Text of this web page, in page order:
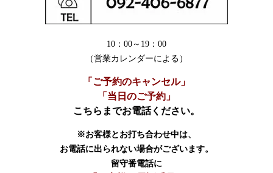
10：00～19：00
（営業カレンダーによる）
「ご予約のキャンセル」
「当日のご予約」
こちらまでお電話ください。
※お客様とお打ち合わせ中は、
お電話に出られない場合がございます。
留守番電話に